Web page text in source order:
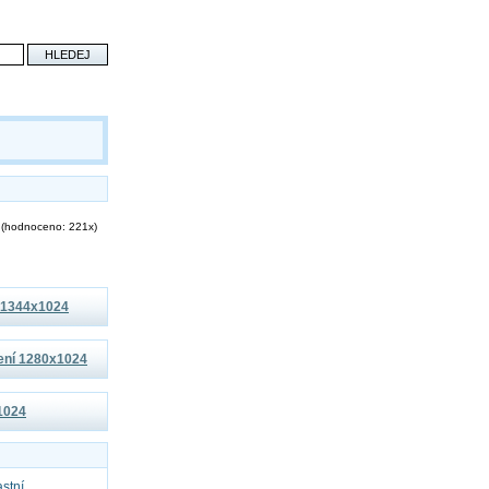
(hodnoceno: 221x)
1280x1024